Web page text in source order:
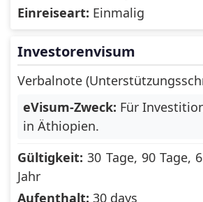
Saint Lucia
Saint Pierre and
Sao Tome and
Senegal
Einreiseart: Einmalig
Investorenvisum
Verbalnote
eVisum-Zweck: Für
in Äthiopien.
Gültigkeit:30 Tage, 90 Tage,
Jahr
Aufenthalt: 30 days